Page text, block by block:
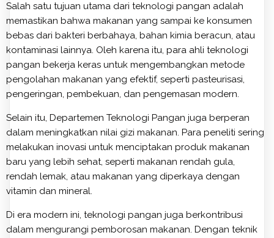
Salah satu tujuan utama dari teknologi pangan adalah
memastikan bahwa makanan yang sampai ke konsumen
bebas dari bakteri berbahaya, bahan kimia beracun, atau
kontaminasi lainnya. Oleh karena itu, para ahli teknologi
pangan bekerja keras untuk mengembangkan metode
pengolahan makanan yang efektif, seperti pasteurisasi,
pengeringan, pembekuan, dan pengemasan modern.
Selain itu, Departemen Teknologi Pangan juga berperan
dalam meningkatkan nilai gizi makanan. Para peneliti sering
melakukan inovasi untuk menciptakan produk makanan
baru yang lebih sehat, seperti makanan rendah gula,
rendah lemak, atau makanan yang diperkaya dengan
vitamin dan mineral.
Di era modern ini, teknologi pangan juga berkontribusi
dalam mengurangi pemborosan makanan. Dengan teknik